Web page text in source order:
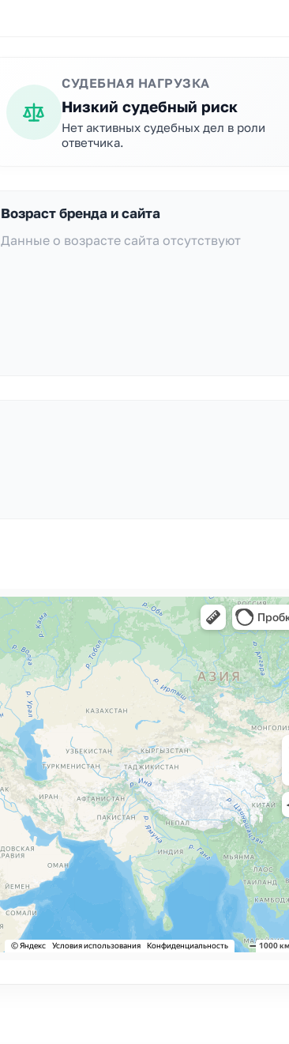
СУДЕБНАЯ НАГРУЗКА
Низкий судебный риск
Нет активных судебных дел в роли
ответчика.
Возраст бренда и сайта
Данные о возрасте сайта отсутствуют